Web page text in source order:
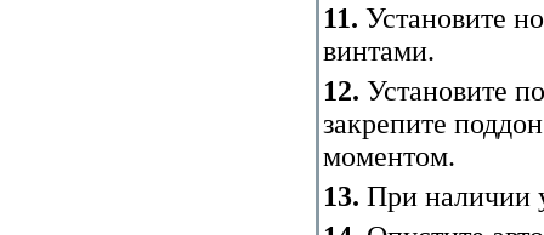
11. Установите
винтами.
12. Установите
закрепите
моментом.
13. При наличии